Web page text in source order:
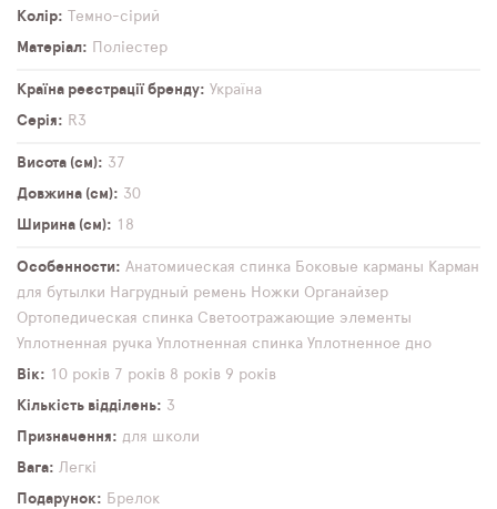
Колір
Темно-сірий
Матеріал
Поліестер
Країна реєстрації бренду
Україна
Серія
R3
Висота (см)
37
Довжина (см)
30
Ширина (см)
18
Особенности Анатомическая спинка Боковые карманы Карман
для бутылки Нагрудный ремень Ножки Органайзер
Ортопедическая спинка Светоотражающие элементы
Уплотненная ручка Уплотненная спинка Уплотненное дно
Вік
10 років 7 років 8 років 9 років
Кількість відділень
3
Призначення
для школи
Вага
Легкі
Подарунок
Брелок